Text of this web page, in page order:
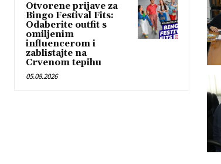
Otvorene prijave za
Bingo Festival Fits:
Odaberite outfit s
omiljenim
influencerom i
zablistajte na
Crvenom tepihu
05.08.2026